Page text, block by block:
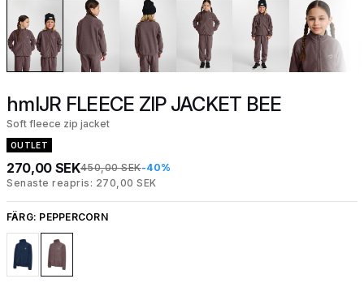
hmlJR FLEECE ZIP JACKET BEE
Soft fleece zip jacket
OUTLET
270,00 SEK450,00 SEK-40%
Senaste reapris: 270,00 SEK
FÄRG: PEPPERCORN